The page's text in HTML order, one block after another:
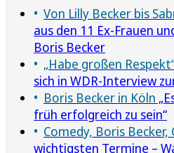
Von Lilly Becker bis
aus den 11 Ex-Frauen
Boris Becker
„Habe großen
sich in WDR-Interview
Boris Becker in Köln
früh erfolgreich zu sein“
Comedy, Boris
wichtigsten Termine –